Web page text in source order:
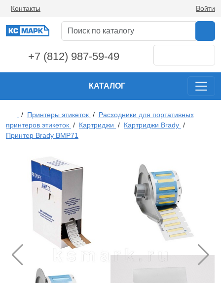
Контакты Войти
+7 (812) 987-59-49
КАТАЛОГ
/ Принтеры этикеток / Расходники для портативных
принтеров этикеток / Картриджи / Картриджи Brady /
Принтер Brady BMP71